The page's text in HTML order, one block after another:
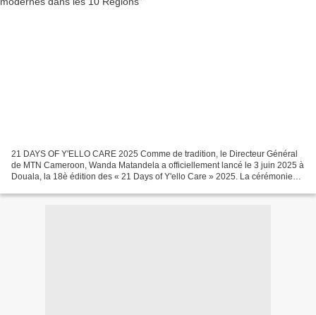
21 DAYS OF Y'ELLO CARE 2025 Comme de tradition, le Directeur Général
de MTN Cameroon, Wanda Matandela a officiellement lancé le 3 juin 2025 à
Douala, la 18è édition des « 21 Days of Y'ello Care » 2025. La cérémonie